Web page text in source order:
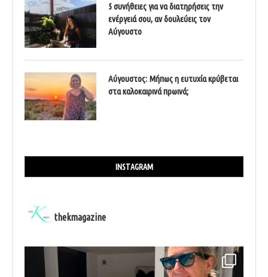
5 συνήθειες για να διατηρήσεις την
ενέργειά σου, αν δουλεύεις τον
Αύγουστο
Αύγουστος: Μήπως η ευτυχία κρύβεται
στα καλοκαιρινά πρωινά;
INSTAGRAM
thekmagazine